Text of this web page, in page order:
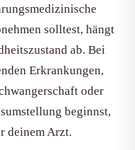
solltest, hängt
ab. Bei
Erkrankungen,
oder
beginnst,
deinem Arzt.